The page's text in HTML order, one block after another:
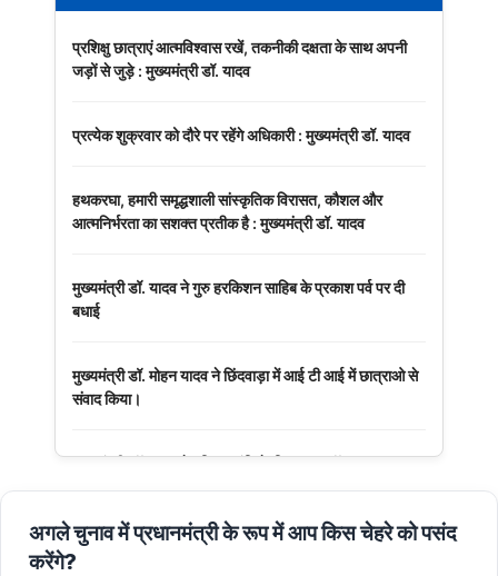
प्रशिक्षु छात्राएं आत्मविश्वास रखें, तकनीकी दक्षता के साथ अपनी
जड़ों से जुड़े : मुख्यमंत्री डॉ. यादव
प्रत्येक शुक्रवार को दौरे पर रहेंगे अधिकारी : मुख्यमंत्री डॉ. यादव
हथकरघा, हमारी समृद्धशाली सांस्कृतिक विरासत, कौशल और
आत्मनिर्भरता का सशक्त प्रतीक है : मुख्यमंत्री डॉ. यादव
मुख्यमंत्री डॉ. यादव ने गुरु हरकिशन साहिब के प्रकाश पर्व पर दी
बधाई
मुख्यमंत्री डॉ. मोहन यादव ने छिंदवाड़ा में आई टी आई में छात्राओ से
संवाद किया।
मुख्यमंत्री डॉ. यादव ने हरित क्रांति के शिल्पकार डॉ. एम.एस.
स्वामीनाथन की जयंती पर किया नमन
मुख्यमंत्री डॉ. यादव ने बाबूलाल जैन की पुण्यतिथि पर किया नमन
अगले चुनाव में प्रधानमंत्री के रूप में आप किस चेहरे को पसंद
करेंगे?